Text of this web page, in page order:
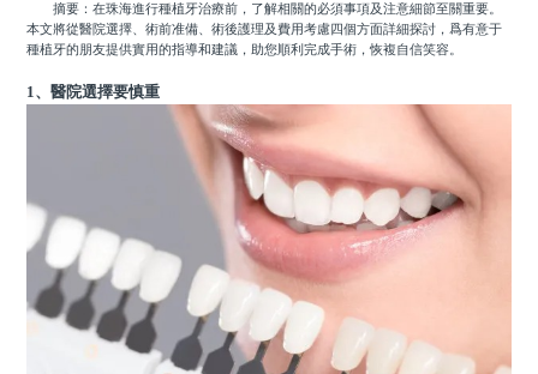
箍牙收費
摘要：在珠海進行種植牙治療前，了解相關的必須事項及注意細節至關重要。
本文將從醫院選擇、術前准備、術後護理及費用考慮四個方面詳細探討，爲有意于
種植牙的朋友提供實用的指導和建議，助您順利完成手術，恢複自信笑容。
1、醫院選擇要慎重